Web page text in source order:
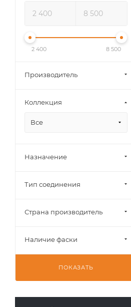
2 400 8 500
Производитель
Коллекция
Все
Назначение
Тип соединения
Страна производитель
Наличие фаски
ПОКАЗАТЬ